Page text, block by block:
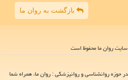
بازگشت به روان ما
حوزه روانشناسی و روانپزشکی : روان ما، همراه شما